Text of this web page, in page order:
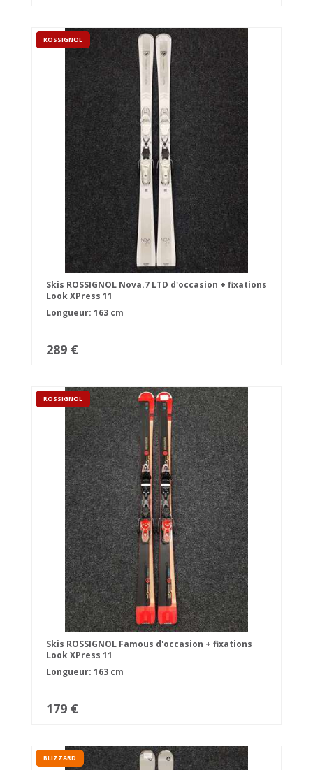
ROSSIGNOL
Skis ROSSIGNOL Nova.7 LTD d'occasion + fixations
Look XPress 11
Longueur: 163 cm
289 €
ROSSIGNOL
Skis ROSSIGNOL Famous d'occasion + fixations
Look XPress 11
Longueur: 163 cm
179 €
BLIZZARD